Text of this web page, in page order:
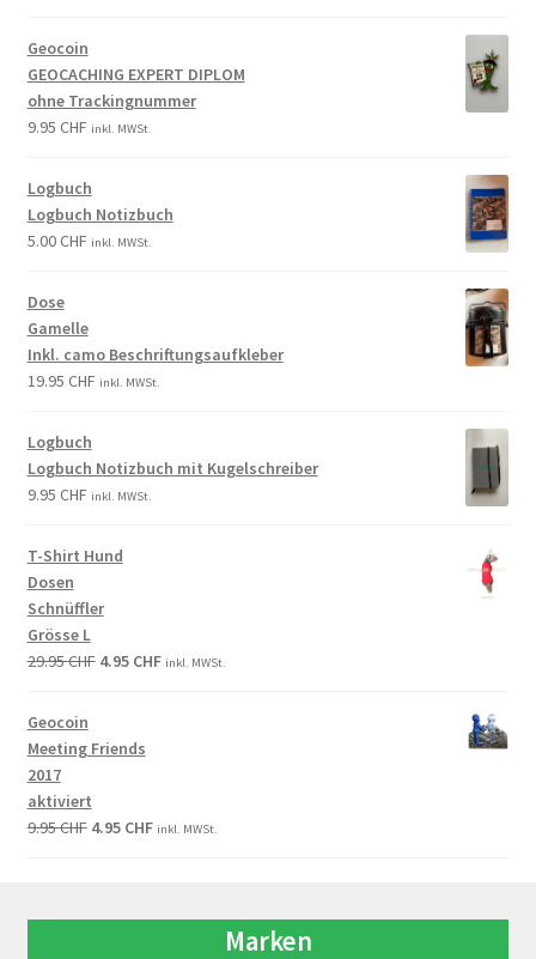
Geocoin
GEOCACHING EXPERT DIPLOM
ohne Trackingnummer
9.95 CHF inkl. MWSt.
Logbuch
Logbuch Notizbuch
5.00CHF inkl. MWSt.
Dose
Gamelle
Inkl. camo Beschriftungsaufkleber
19.95 CHF inkl. MWSt.
Logbuch
Logbuch Notizbuch mit Kugelschreiber
9.95 CHF inkl. MWSt.
T-Shirt Hund
Dosen
Schnüffler
Grösse L
29.95CHF 4.95 CHF inkl. MWSt.
Geocoin
Meeting Friends
2017
aktiviert
9.95CHF 4.95 CHF inkl. MWSt.
Marken